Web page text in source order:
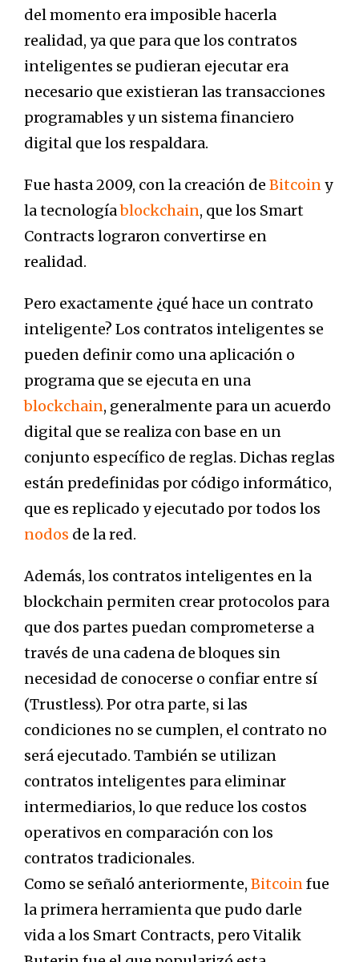
del momento era imposible hacerla
realidad, ya que para que los contratos
inteligentes se pudieran ejecutar era
necesario que existieran las transacciones
programables y un sistema financiero
digital que los respaldara.
Fue hasta 2009, con la creación de Bitcoiny
la tecnologíablockchain, que los Smart
Contracts lograron convertirse en
realidad.
Pero exactamente ¿qué hace un contrato
inteligente? Los contratos inteligentes se
pueden definir como una aplicación o
programa que se ejecuta en una
blockchain, generalmente para un acuerdo
digital que se realiza con base en un
conjunto específico de reglas. Dichas reglas
están predefinidas por código informático,
que es replicado y ejecutado portodos los
nodos de la red.
Además, los contratos inteligentes en la
blockchain permiten crear protocolos para
que dos partes puedan comprometerse a
través de una cadena de bloques sin
necesidad de conocerse o confiar entre sí
(Trustless). Por otra parte, si las
condiciones no se cumplen, el contrato no
será ejecutado. También se utilizan
contratos inteligentes para eliminar
intermediarios, lo que reduce los costos
operativos en comparación con los
contratos tradicionales.
Como se señaló anteriormente, Bitcoinfue
la primera herramienta que pudo darle
vida a los Smart Contracts, pero Vitalik